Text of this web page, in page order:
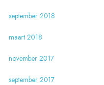
september 2018
maart 2018
november 2017
september 2017